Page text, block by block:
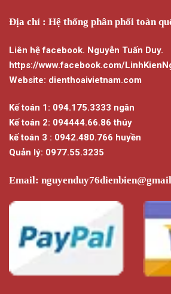
Địa chỉ : Hệ thống phân phối toàn
Liên hệ facebook. Nguyễn Tuấn Duy.
https://www.facebook.com/
Website: dienthoaivietnam.com
Kế toán 1: 094.175.3333 ngân
Kế toán 2: 094444.66.86 thúy
kế toán 3 : 0942.480.766 huyền
Quản lý: 0977.55.3235
Email: